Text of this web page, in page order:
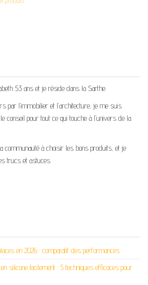
hermétique
53 ans et je réside dans la Sarthe.
par l’immobilier et l’architecture, je me suis
conseil pour tout ce qui touche à l’univers de la
communauté à choisir les bons produits, et je
trucs et astuces.
en 2026 : comparatif des performances
silicone facilement : 5 techniques efficaces pour